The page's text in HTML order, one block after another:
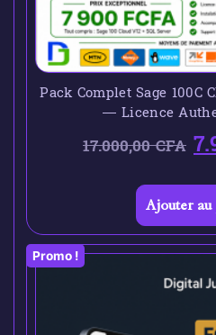
Pack Complet Sage 100C
— Licence
17.000,00CFA
Ajouter
Promo !